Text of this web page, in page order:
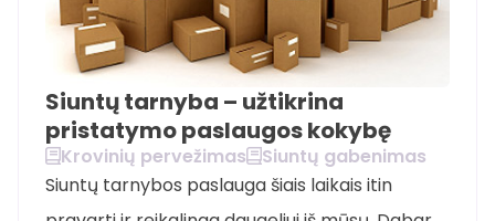
Siuntų tarnyba – užtikrina
pristatymo paslaugos kokybę
Krovinių pervežimas
Siuntų gabenimas
Siuntų tarnybos paslauga šiais laikais itin